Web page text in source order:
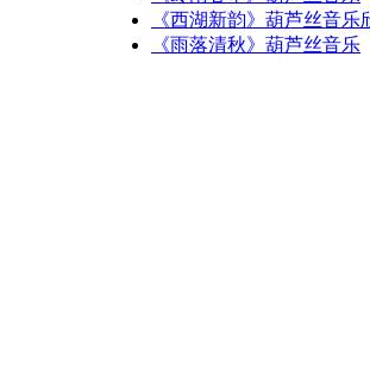
《西湖新韵》葫芦丝音乐
《雨落清秋》葫芦丝音乐